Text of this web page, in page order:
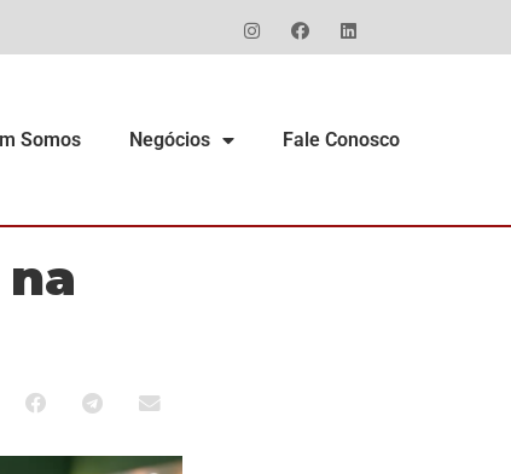
Somos Negócios Fale Conosco